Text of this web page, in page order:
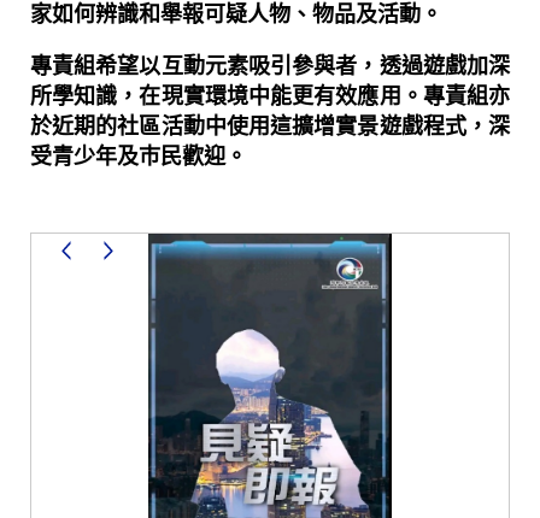
家如何辨識和舉報可疑人物、物品及活動。
專責組希望以互動元素吸引參與者，透過遊戲加深
所學知識，在現實環境中能更有效應用。專責組亦
於近期的社區活動中使用這擴增實景遊戲程式，深
受青少年及巿民歡迎。